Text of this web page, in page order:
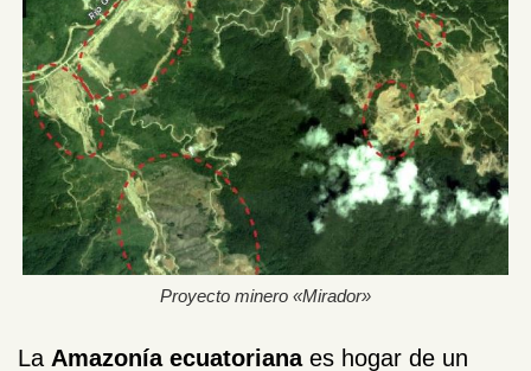
Proyecto minero «Mirador»
La Amazonía ecuatorianaes hogar de un